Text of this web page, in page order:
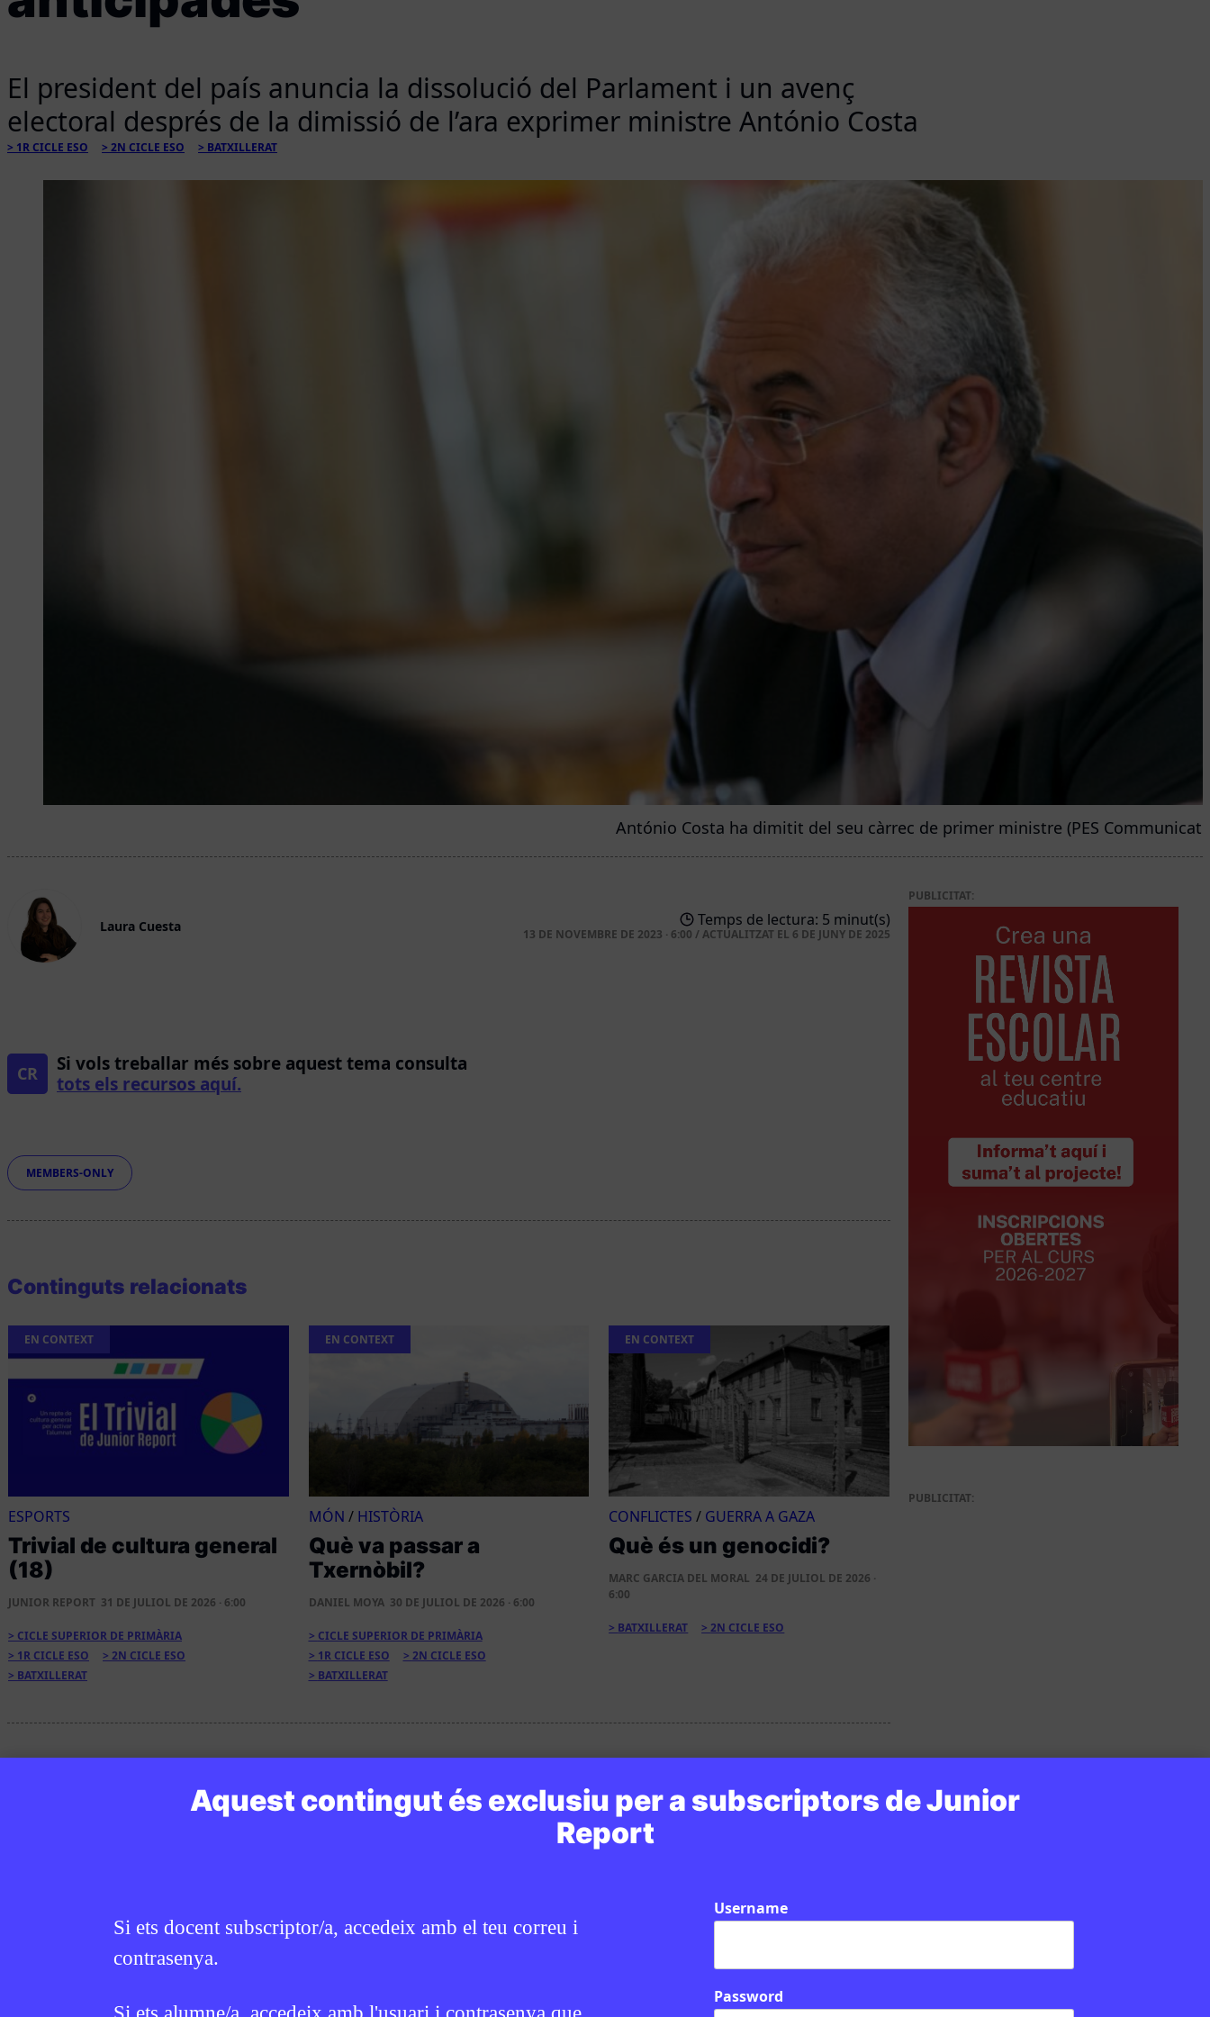
El president del país anuncia la dissolució del Parlament i un avenç
electoral després de la dimissió de l’ara exprimer ministre António Costa
1R CICLE ESO 2N CICLE ESO BATXILLERAT
António Costa ha dimitit del seu càrrec de primer ministre (PES
Laura Cuesta Temps de lectura: 5 minut(s)
13 DE NOVEMBRE DE 2023 · 6:00 /ACTUALITZAT EL 6 DE JUNY DE 2025
Aquest contingut és exclusiu per a subscriptors de Junior
Report
Si ets docent subscriptor/a, accedeix amb el teu correu i
contrasenya.
Username
Password
CR
Si vols treballar més sobre aquest tema consulta
tots els recursos aquí.
Etiquetes
MEMBERS-ONLY
Continguts relacionats
EN CONTEXT
ESPORTS
Trivial de cultura general
(18)
JUNIOR REPORT 31 DE JULIOL DE 2026 · 6:00
CICLE SUPERIOR DE PRIMÀRIA
1R CICLE ESO
2N CICLE ESO
BATXILLERAT
EN CONTEXT
MÓN / HISTÒRIA
Què va passar a
Txernòbil?
DANIEL MOYA 30 DE JULIOL DE 2026 · 6:00
CICLE SUPERIOR DE PRIMÀRIA
1R CICLE ESO
2N CICLE ESO
BATXILLERAT
EN CONTEXT
CONFLICTES / GUERRA A GAZA
Què és un genocidi?
MARC GARCIA DEL MORAL 24 DE JULIOL DE 2026 ·
6:00
BATXILLERAT 2N CICLE ESO
PUBLICITAT:
PUBLICITAT: